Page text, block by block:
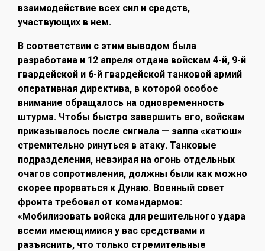
взаимодействие всех сил и средств,
участвующих в нем.
В соответствии с этим выводом была
разработана и 12 апреля отдана войскам 4-й, 9-й
гвардейской и 6-й гвардейской танковой армий
оперативная директива, в которой особое
внимание обращалось на одновременность
штурма. Чтобы быстро завершить его, войскам
приказывалось после сигнала — залпа «катюш»
стремительно ринуться в атаку. Танковые
подразделения, невзирая на огонь отдельных
очагов сопротивления, должны были как можно
скорее прорваться к Дунаю. Военный совет
фронта требовал от командармов:
«Мобилизовать войска для решительного удара
всеми имеющимися у вас средствами и
разъяснить, что только стремительные